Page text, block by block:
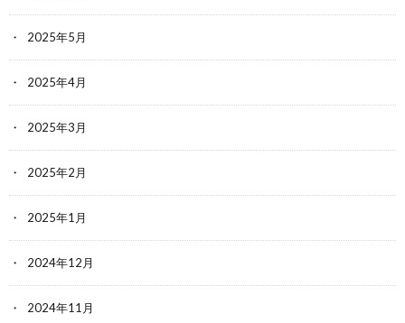
2025年5月
2025年4月
2025年3月
2025年2月
2025年1月
2024年12月
2024年11月